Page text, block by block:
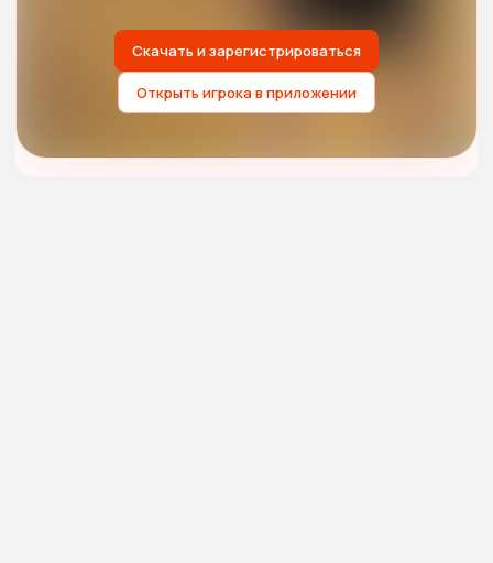
Скачать и зарегистрироваться
Открыть игрока в приложении